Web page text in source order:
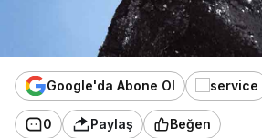
Google'da Abone Ol
0 Paylaş Beğen